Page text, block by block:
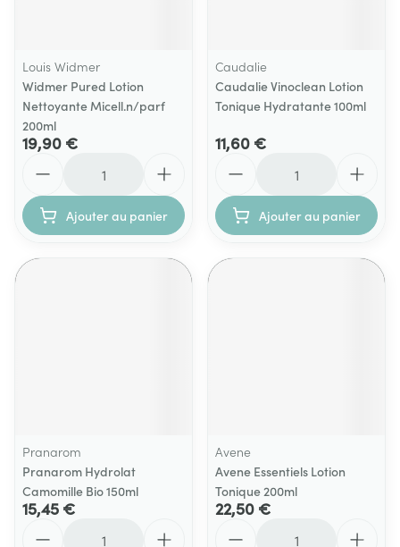
Louis Widmer
Widmer Pured Lotion
Nettoyante Micell.n/parf
200ml
19,90 €
Ajouter au panier
Caudalie
Caudalie Vinoclean Lotion
Tonique Hydratante 100ml
11,60 €
Ajouter au panier
Pranarom
Pranarom Hydrolat
Camomille Bio 150ml
15,45 €
Avene
Avene Essentiels Lotion
Tonique 200ml
22,50 €